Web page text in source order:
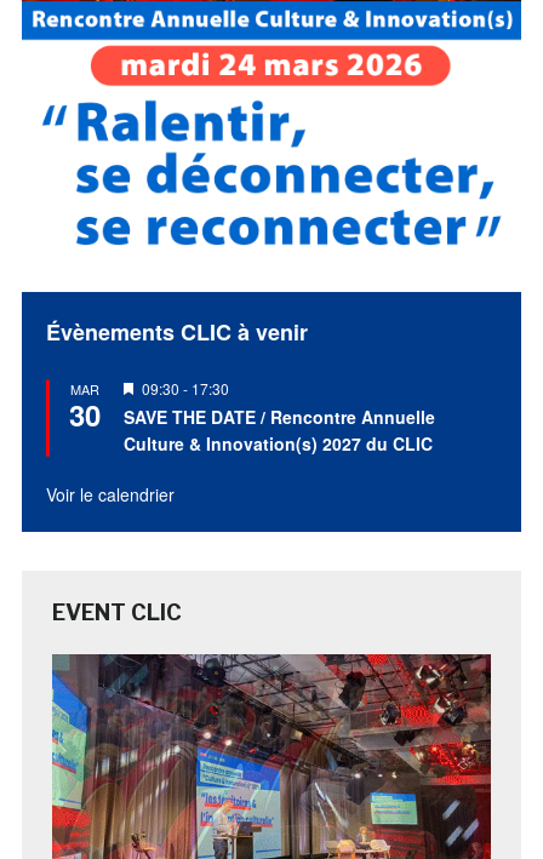
Évènements CLIC à venir
MAR
30
Mis
en
avant
09:30 - 17:30
SAVE THE DATE / Rencontre Annuelle
Culture & Innovation(s) 2027 du CLIC
Voir le calendrier
EVENT CLIC